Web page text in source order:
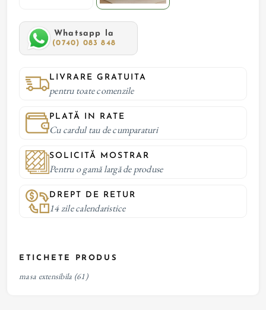
Whatsapp la
(0740) 083 848
LIVRARE GRATUITA
pentru toate comenzile
PLATĂ IN RATE
Cu cardul tau de cumparaturi
SOLICITĂ MOSTRAR
Pentru o gamă largă de produse
DREPT DE RETUR
14 zile calendaristice
ETICHETE PRODUS
masa extensibila (61)